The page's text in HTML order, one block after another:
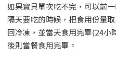
如果寶貝單次吃不完，可以前
隔天要吃的時候，把食用份量
回冷凍，並當天食用完畢(24小
後則當餐食用完畢。